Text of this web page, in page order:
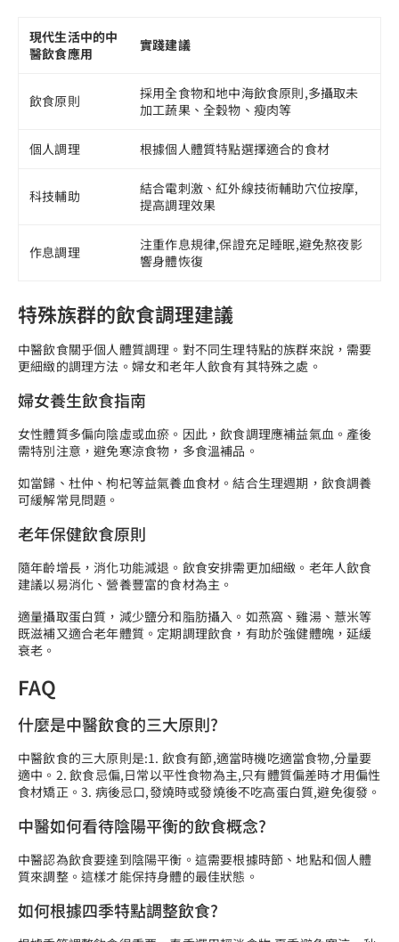
現代生活中的中
醫飲食應用
實踐建議
飲食原則
採用全食物和地中海飲食原則,多攝取未
加工蔬果、全穀物、瘦肉等
個人調理 根據個人體質特點選擇適合的食材
科技輔助
結合電刺激、紅外線技術輔助穴位按摩,
提高調理效果
作息調理
注重作息規律,保證充足睡眠,避免熬夜影
響身體恢復
特殊族群的飲食調理建議
中醫飲食關乎個人體質調理。對不同生理特點的族群來說，需要
更細緻的調理方法。婦女和老年人飲食有其特殊之處。
婦女養生飲食指南
女性體質多偏向陰虛或血瘀。因此，飲食調理應補益氣血。產後
需特別注意，避免寒涼食物，多食溫補品。
如當歸、杜仲、枸杞等益氣養血食材。結合生理週期，飲食調養
可緩解常見問題。
老年保健飲食原則
隨年齡增長，消化功能減退。飲食安排需更加細緻。老年人飲食
建議以易消化、營養豐富的食材為主。
適量攝取蛋白質，減少鹽分和脂肪攝入。如燕窩、雞湯、薏米等
既滋補又適合老年體質。定期調理飲食，有助於強健體魄，延緩
衰老。
FAQ
什麼是中醫飲食的三大原則?
中醫飲食的三大原則是:1. 飲食有節,適當時機吃適當食物,分量要
適中。2. 飲食忌偏,日常以平性食物為主,只有體質偏差時才用偏性
食材矯正。3. 病後忌口,發燒時或發燒後不吃高蛋白質,避免復發。
中醫如何看待陰陽平衡的飲食概念?
中醫認為飲食要達到陰陽平衡。這需要根據時節、地點和個人體
質來調整。這樣才能保持身體的最佳狀態。
如何根據四季特點調整飲食?